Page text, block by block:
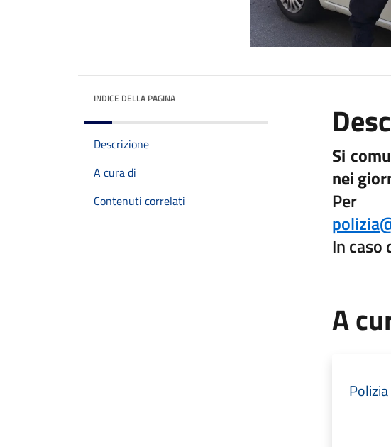
INDICE DELLA PAGINA
Descrizione
A cura di
Contenuti correlati
Si
nei
Per
In
A